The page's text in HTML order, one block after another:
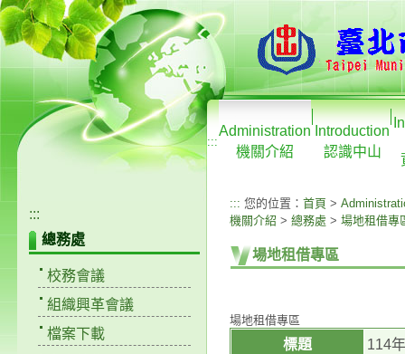
:::
Administration
機關介紹
Introduction
認識中山
:::
總務處
校務會議
組織興革會議
檔案下載
::: 您的位置： 首頁 >
機關介紹 > 總務處 > 場地租借專
場地租借專區
場地租借專區
標題
114